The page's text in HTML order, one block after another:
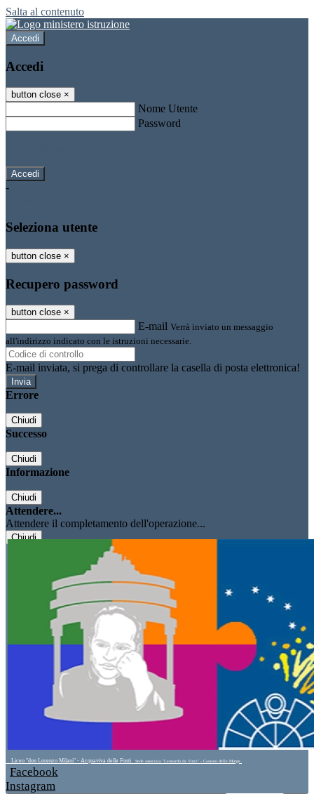
Salta al contenuto
Accedi
Accedi
button close ×
Nome Utente
Password
-
Seleziona utente
button close ×
Recupero password
button close ×
E-mail Verrà inviato un messaggio
all'indirizzo indicato con le istruzioni necessarie.
E-mail inviata, si prega di controllare la casella di posta elettronica!
Errore
Chiudi
Successo
Chiudi
Informazione
Chiudi
Attendere...
Attendere il completamento dell'operazione...
Chiudi
Liceo "don Lorenzo Milani" - Acquaviva delle Fonti Sede associata "Leonardo da Vinci" - Cassano delle Murge
Facebook
Instagram